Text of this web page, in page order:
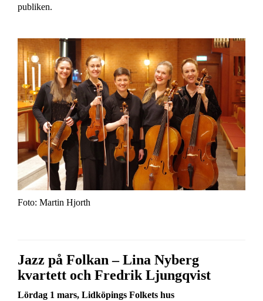
publiken.
Foto: Martin Hjorth
Jazz på Folkan – Lina Nyberg
kvartett och Fredrik Ljungqvist
Lördag 1 mars, Lidköpings Folkets hus